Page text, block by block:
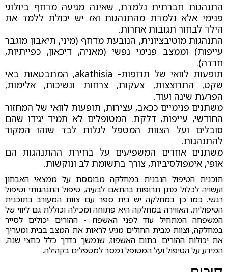
התנהגות חברתית נלמדת, שאינה מגיעה מדחף ביולוגי
פנימי אלא נלמדת מהתנהגות ואז יש יכולת ללמד את
הילד לבחור תגובות אחרות.
התנהגות מוטיבציונית, הנובעת מדחף (מיני, תיאבון מוגבר
עייפות) וממצב פנימי נפשי (מאניה, דיכאון, כפייתיות,
חרדה).
תופעות לוואי של תרופות- akathisia, המתבטאות באי
שקט, התרוצצות, צעקות, צרחות ונשיכות, אלימות,
הפרעת שינה ועוד.
משתנים פנימיים ככאב, עצירות, תופעות לוואי של המחזור
החודשי, עייפות, דלקת. המטופלים לא תמיד יגידו שהם
סובלים ועל הצוות המטפל לגלות לבד שזהו המקור
להתנהגות.
משתנים אחרים המשפיעים על בחירת ההתנהגות הם
אופי, אימפולסיביות, צורך בתשומת לב ונוקשות.
תוכנית הטיפול הנבנית במחלקה מבוססת על ממצאי האבחון
ועשויה לכלול מתן תרופות בהתאם לבעיה, טיפול התנהגותי וטיפול
רגשי. כמו כן במחלקה יש בית ספר עם צוות המעורב בתוכנית
הטיפולית. האווירה במחלקה היא פתוחה ומכילה וכוללת גם ליווי של
המשפחה המתחיל עוד לפני האשפוז - ההורים יכולים לסייר
במחלקה, וצוות מבית החולים מגיע לראות את המצב בבית ומעריך
את יכולות ההורים. בתום האשפוז, שנמשך בדרך כלל כחצי שנה,
המידע על הטיפול ועל המטופל נמסר למטפלים בקהילה.